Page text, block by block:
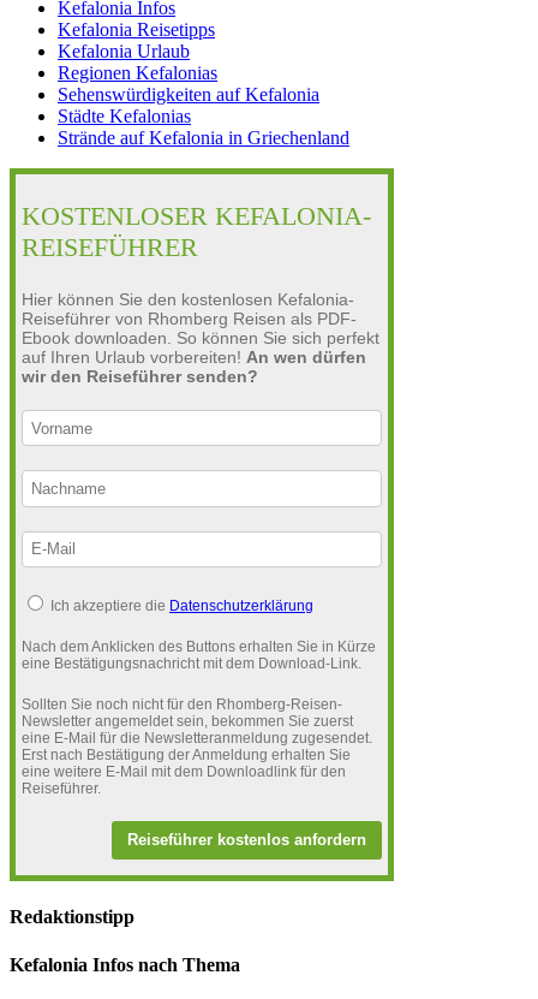
Kefalonia Infos
Kefalonia Reisetipps
Kefalonia Urlaub
Regionen Kefalonias
Sehenswürdigkeiten auf Kefalonia
Städte Kefalonias
Strände auf Kefalonia in Griechenland
KOSTENLOSER KEFALONIA-
REISEFÜHRER
Hier können Sie den kostenlosen Kefalonia-
Reiseführer von Rhomberg Reisen als PDF-
Ebook downloaden. So können Sie sich perfekt
auf Ihren Urlaub vorbereiten! An wen dürfen
wir den Reiseführer senden?
Ich akzeptiere die Datenschutzerklärung
Nach dem Anklicken des Buttons erhalten Sie in Kürze
eine Bestätigungsnachricht mit dem Download-Link.
Sollten Sie noch nicht für den Rhomberg-Reisen-
Newsletter angemeldet sein, bekommen Sie zuerst
eine E-Mail für die Newsletteranmeldung zugesendet.
Erst nach Bestätigung der Anmeldung erhalten Sie
eine weitere E-Mail mit dem Downloadlink für den
Reiseführer.
Reiseführer kostenlos anfordern
Redaktionstipp
Kefalonia Infos nach Thema